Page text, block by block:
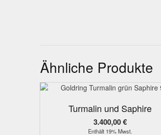
Ähnliche Produkte
Turmalin und Saphire
3.400,00€
Enthält 19% Mwst.